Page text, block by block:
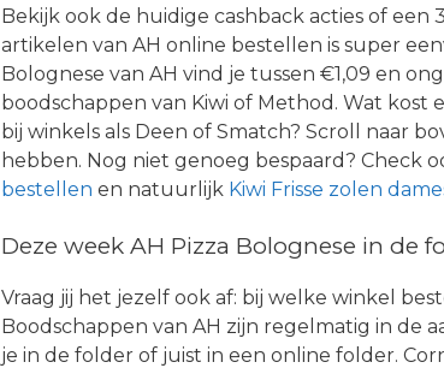
Bekijk ook de huidige cashback acties of een
artikelen van AH online bestellen is super
Bolognese van AH vind je tussen €1,09 en
boodschappen van Kiwi of Method. Wat kost
bij winkels als Deen of Smatch? Scroll naar
hebben. Nog niet genoeg bespaard? Check
bestellen en natuurlijk Kiwi Frisse zolen
Deze week AH Pizza Bolognese in de
Vraag jij het jezelf ook af: bij welke winkel
Boodschappen van AH zijn regelmatig in de
je in de folder of juist in een online folder.